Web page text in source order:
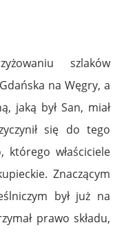
szlaków
na Węgry, a
jaką był San, miał
się do tego
właściciele
Znaczącym
był już na
prawo składu,